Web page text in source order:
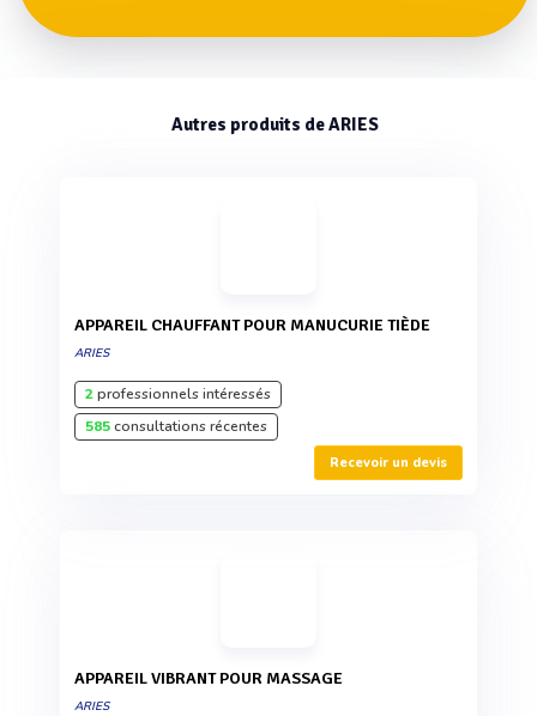
Autres produits de ARIES
APPAREIL CHAUFFANT POUR MANUCURIE TIÈDE
ARIES
2professionnels intéressés
585consultations récentes
Recevoir un devis
APPAREIL VIBRANT POUR MASSAGE
ARIES